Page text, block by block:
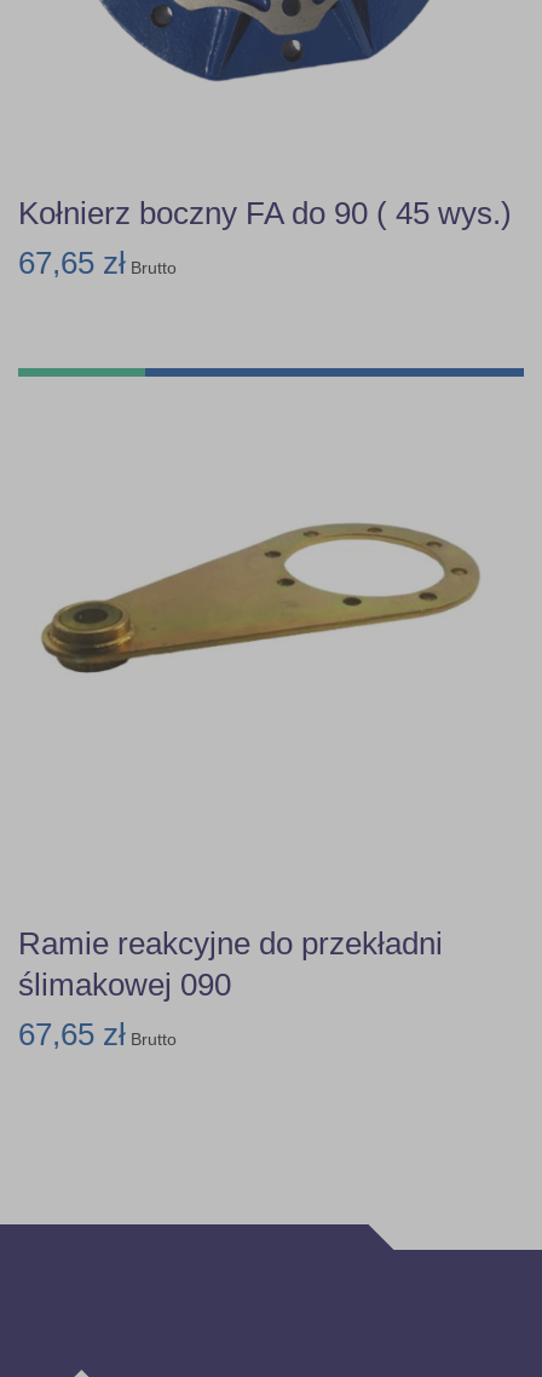
Kołnierz boczny FA do 90 ( 45 wys.)
67,65 zł Brutto
Ramie reakcyjne do przekładni
ślimakowej 090
67,65 zł Brutto